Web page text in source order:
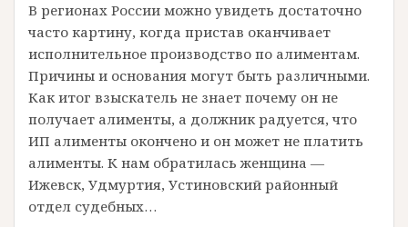
Дело
в
работе
семейного
адвоката
В регионах России можно увидеть достаточно
часто картину, когда пристав оканчивает
исполнительное производство по алиментам.
Причины и основания могут быть различными.
Как итог взыскатель не знает почему он не
получает алименты, а должник радуется, что
ИП алименты окончено и он может не платить
алименты. К нам обратилась женщина —
Ижевск, Удмуртия, Устиновский районный
отдел судебных…